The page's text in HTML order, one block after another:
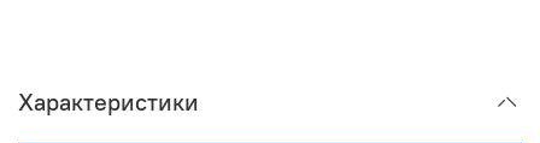
Характеристики